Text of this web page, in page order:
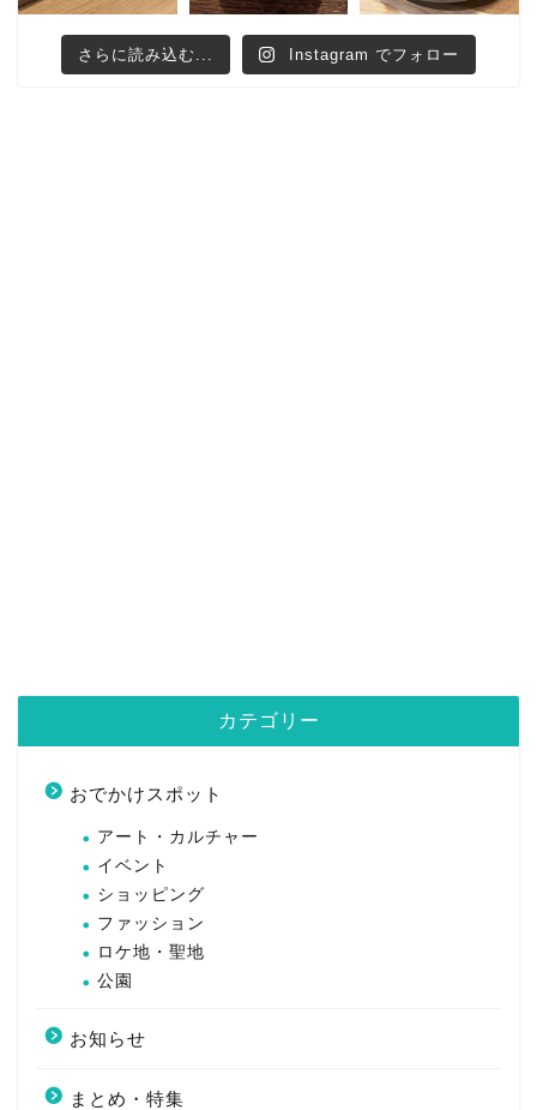
さらに読み込む... Instagram でフォロー
カテゴリー
おでかけスポット
アート・カルチャー
イベント
ショッピング
ファッション
ロケ地・聖地
公園
お知らせ
まとめ・特集